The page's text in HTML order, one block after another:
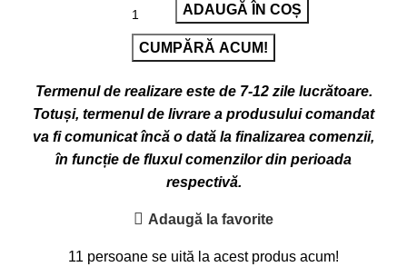
ADAUGĂ ÎN COȘ
CUMPĂRĂ ACUM!
Termenul de realizare este de 7-12 zile lucrătoare.
Totuși, termenul de livrare a produsului comandat
va fi comunicat încă o dată la finalizarea comenzii,
în funcție de fluxul comenzilor din perioada
respectivă.
Adaugă la favorite
11 persoane se uită la acest produs acum!